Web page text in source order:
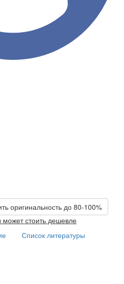
оригинальность до 80-100%
может стоить дешевле
Список литературы